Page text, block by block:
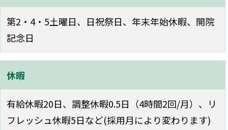
第2・4・5土曜日、日祝祭日、年末年始休暇、開院
記念日
休暇
有給休暇20日、調整休暇0.5日（4時間2回/月）、リ
フレッシュ休暇5日など(採用月により変わります)